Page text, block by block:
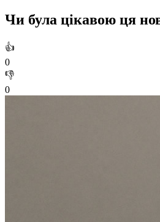
Чи була цікавою ця
👍
0
👎
0